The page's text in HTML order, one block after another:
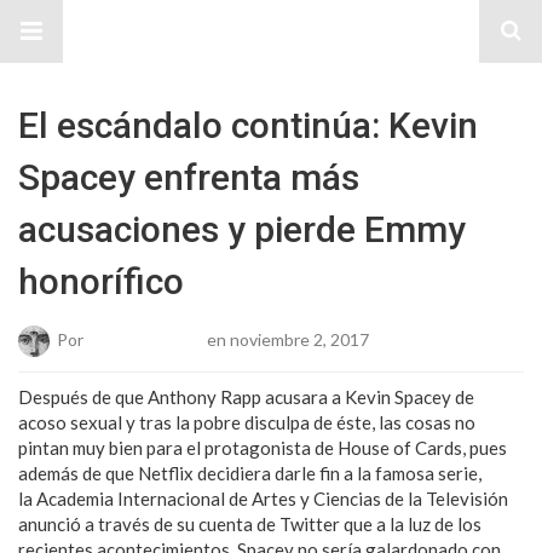
El escándalo continúa: Kevin
Spacey enfrenta más
acusaciones y pierde Emmy
honorífico
Por en noviembre 2, 2017
Después de que Anthony Rapp acusara a Kevin Spacey de
acoso sexual y tras la pobre disculpa de éste, las cosas no
pintan muy bien para el protagonista de House of Cards, pues
además de que Netflix decidiera darle fin a la famosa serie,
la Academia Internacional de Artes y Ciencias de la Televisión
anunció a través de su cuenta de Twitter que a la luz de los